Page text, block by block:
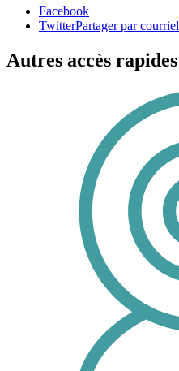
Facebook
TwitterPartager par courriel
Autres accès rapides